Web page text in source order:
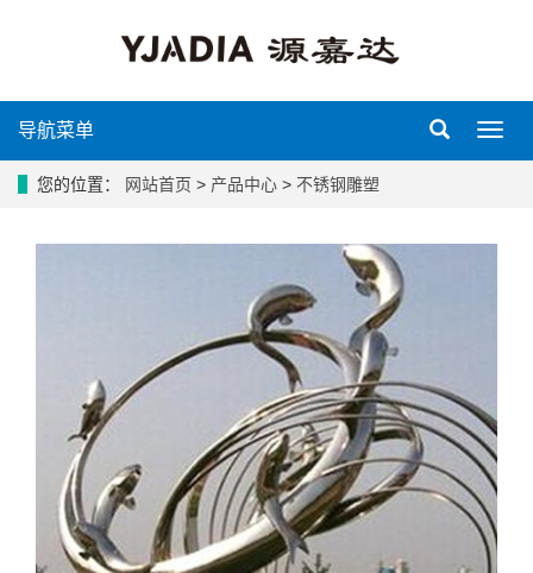
导
导航菜单
您的位置： 网站首页 > 产品中心 > 不锈钢雕塑